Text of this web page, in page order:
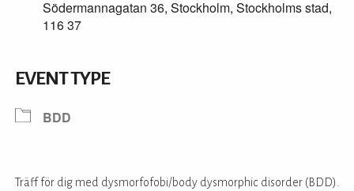
Södermannagatan 36, Stockholm, Stockholms stad,
116 37
EVENT TYPE
BDD
Träff för dig med dysmorfofobi/body dysmorphic disorder (BDD).